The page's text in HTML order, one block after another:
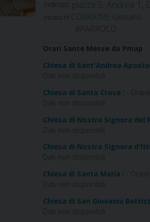
Indirizzo: piazza S. Andrea 1,
Incarichi CORRAINE Gesuino
#PARROCO
Orari Sante Messe da Pmap
Chiesa di Sant'Andrea
Dati non disponibili
Chiesa di Santa Croce
( - Orani)
Dati non disponibili
Chiesa di Nostra Signora del
Dati non disponibili
Chiesa di Nostra Signora
Dati non disponibili
Chiesa di Santa Maria
( - Orani)
Dati non disponibili
Chiesa di San Giovanni
Dati non disponibili